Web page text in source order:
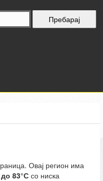
Овај регион има
83°Ссо ниска